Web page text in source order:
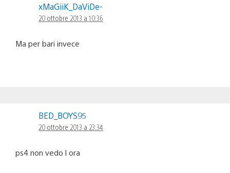
xMaGiiK_DaViDe-
20 ottobre 2013 a 10:36
Ma per bari invece
BED_BOYS95
20 ottobre 2013 a 23:34
ps4 non vedo l ora